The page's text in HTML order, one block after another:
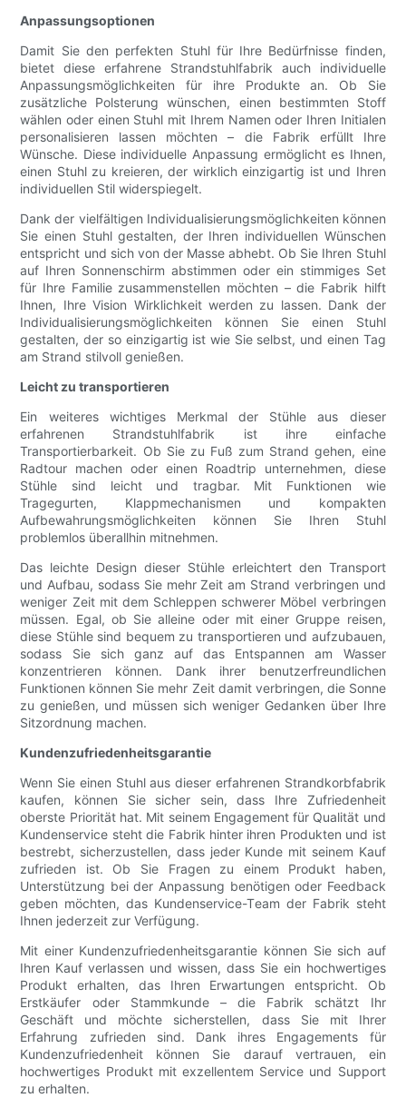
Anpassungsoptionen
Damit Sie den perfekten Stuhl für Ihre Bedürfnisse finden,
bietet diese erfahrene Strandstuhlfabrik auch individuelle
Anpassungsmöglichkeiten für ihre Produkte an. Ob Sie
zusätzliche Polsterung wünschen, einen bestimmten Stoff
wählen oder einen Stuhl mit Ihrem Namen oder Ihren Initialen
personalisieren lassen möchten – die Fabrik erfüllt Ihre
Wünsche. Diese individuelle Anpassung ermöglicht es Ihnen,
einen Stuhl zu kreieren, der wirklich einzigartig ist und Ihren
individuellen Stil widerspiegelt.
Dank der vielfältigen Individualisierungsmöglichkeiten können
Sie einen Stuhl gestalten, der Ihren individuellen Wünschen
entspricht und sich von der Masse abhebt. Ob Sie Ihren Stuhl
auf Ihren Sonnenschirm abstimmen oder ein stimmiges Set
für Ihre Familie zusammenstellen möchten – die Fabrik hilft
Ihnen, Ihre Vision Wirklichkeit werden zu lassen. Dank der
Individualisierungsmöglichkeiten können Sie einen Stuhl
gestalten, der so einzigartig ist wie Sie selbst, und einen Tag
am Strand stilvoll genießen.
Leicht zu transportieren
Ein weiteres wichtiges Merkmal der Stühle aus dieser
erfahrenen Strandstuhlfabrik ist ihre einfache
Transportierbarkeit. Ob Sie zu Fuß zum Strand gehen, eine
Radtour machen oder einen Roadtrip unternehmen, diese
Stühle sind leicht und tragbar. Mit Funktionen wie
Tragegurten, Klappmechanismen und kompakten
Aufbewahrungsmöglichkeiten können Sie Ihren Stuhl
problemlos überallhin mitnehmen.
Das leichte Design dieser Stühle erleichtert den Transport
und Aufbau, sodass Sie mehr Zeit am Strand verbringen und
weniger Zeit mit dem Schleppen schwerer Möbel verbringen
müssen. Egal, ob Sie alleine oder mit einer Gruppe reisen,
diese Stühle sind bequem zu transportieren und aufzubauen,
sodass Sie sich ganz auf das Entspannen am Wasser
konzentrieren können. Dank ihrer benutzerfreundlichen
Funktionen können Sie mehr Zeit damit verbringen, die Sonne
zu genießen, und müssen sich weniger Gedanken über Ihre
Sitzordnung machen.
Kundenzufriedenheitsgarantie
Wenn Sie einen Stuhl aus dieser erfahrenen Strandkorbfabrik
kaufen, können Sie sicher sein, dass Ihre Zufriedenheit
oberste Priorität hat. Mit seinem Engagement für Qualität und
Kundenservice steht die Fabrik hinter ihren Produkten und ist
bestrebt, sicherzustellen, dass jeder Kunde mit seinem Kauf
zufrieden ist. Ob Sie Fragen zu einem Produkt haben,
Unterstützung bei der Anpassung benötigen oder Feedback
geben möchten, das Kundenservice-Team der Fabrik steht
Ihnen jederzeit zur Verfügung.
Mit einer Kundenzufriedenheitsgarantie können Sie sich auf
Ihren Kauf verlassen und wissen, dass Sie ein hochwertiges
Produkt erhalten, das Ihren Erwartungen entspricht. Ob
Erstkäufer oder Stammkunde – die Fabrik schätzt Ihr
Geschäft und möchte sicherstellen, dass Sie mit Ihrer
Erfahrung zufrieden sind. Dank ihres Engagements für
Kundenzufriedenheit können Sie darauf vertrauen, ein
hochwertiges Produkt mit exzellentem Service und Support
zu erhalten.